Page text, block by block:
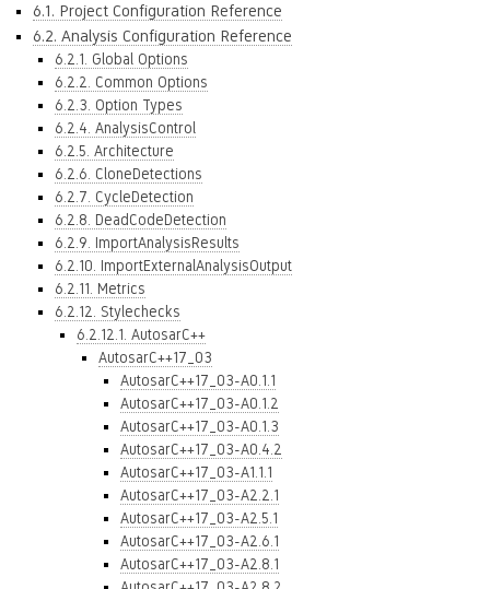
6.1. Project Configuration Reference
6.2. Analysis Configuration Reference
6.2.1. Global Options
6.2.2. Common Options
6.2.3. Option Types
6.2.4. AnalysisControl
6.2.5. Architecture
6.2.6. CloneDetections
6.2.7. CycleDetection
6.2.8. DeadCodeDetection
6.2.9. ImportAnalysisResults
6.2.10. ImportExternalAnalysisOutput
6.2.11. Metrics
6.2.12. Stylechecks
6.2.12.1. AutosarC++
AutosarC++17_03
AutosarC++17_03-A0.1.1
AutosarC++17_03-A0.1.2
AutosarC++17_03-A0.1.3
AutosarC++17_03-A0.4.2
AutosarC++17_03-A1.1.1
AutosarC++17_03-A2.2.1
AutosarC++17_03-A2.5.1
AutosarC++17_03-A2.6.1
AutosarC++17_03-A2.8.1